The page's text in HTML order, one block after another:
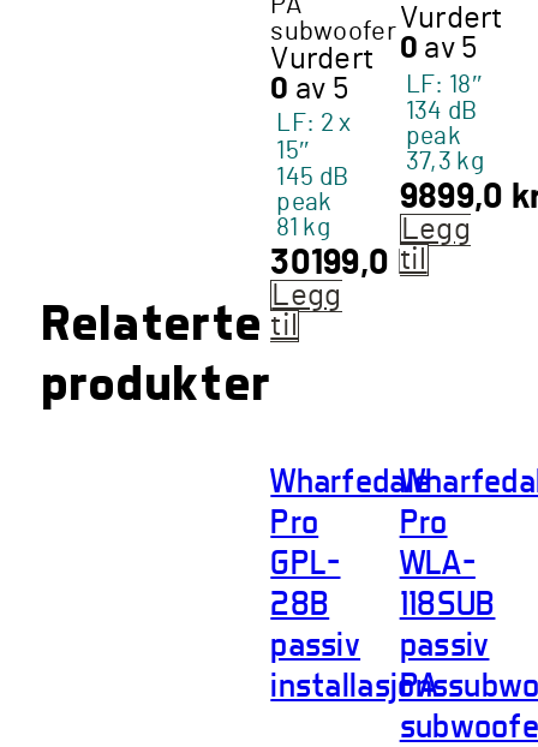
Relaterte
produkter
subwoofer
Vurdert
0 av 5
LF: 2 x
15″
145 dB
peak
81 kg
30199,0 kr
Legg
til
Vurdert
0 av 5
LF: 18″
134 dB
peak
37,3 kg
9899,0
Legg
til
Wharfedale
Pro
GPL-
28B
passiv
Pro
WLA-
118SUB
passiv
PA